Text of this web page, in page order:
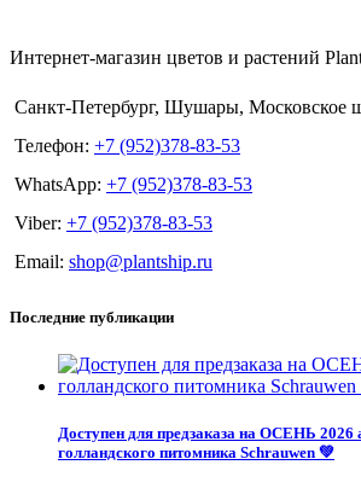
Интернет-магазин цветов и растений
Санкт-Петербург, Шушары, Московское
Телефон: +7 (952)378-83-53
WhatsApp: +7 (952)378-83-53
Viber: +7 (952)378-83-53
Email: shop@plantship.ru
Последние публикации
Доступен для предзаказа на ОСЕНЬ 2026
голландского питомника Schrauwen 💚